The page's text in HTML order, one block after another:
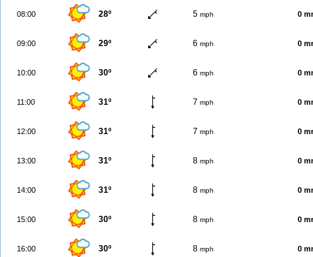
08:00 28º 5 mph 0
09:00 29º 6 mph 0
10:00 30º 6 mph 0
11:00 31º 7 mph 0
12:00 31º 7 mph 0
13:00 31º 8 mph 0
14:00 31º 8 mph 0
15:00 30º 8 mph 0
16:00 30º 8 mph 0